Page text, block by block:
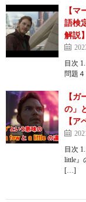
【
語検
解説】
目次
問題
【
の」
【ア
目次
little』
[…]